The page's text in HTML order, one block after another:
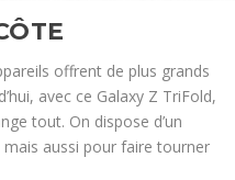
offrent de plus grands
avec ce Galaxy Z TriFold,
tout. On dispose d’un
mais aussi pour faire tourner